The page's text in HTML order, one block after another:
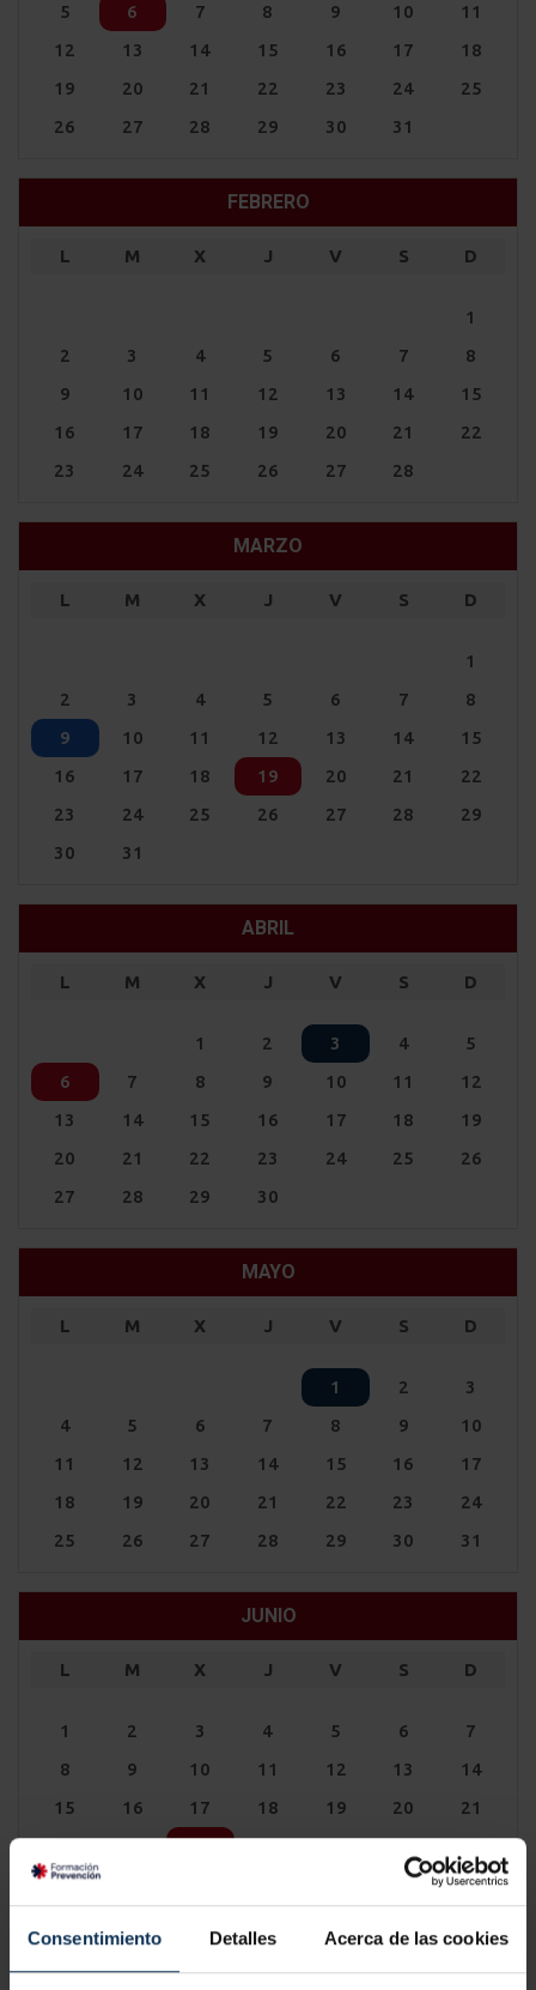
Consentimiento Detalles Acerca de las cookies
5
6 7 8 9 10
11
12
13 14 15 16 17
18
19
20 21 22 23 24
25
26
27 28 29 30 31
FEBRERO
L M X J V S D
1
2
3 4 5 6 7
8
9
10 11 12 13 14
15
16
17 18 19 20 21
22
23
24 25 26 27 28
MARZO
L M X J V S D
1
2
3 4 5 6 7
8
9
10 11 12 13 14
15
16
17 18 19 20 21
22
23
24 25 26 27 28
29
30
31
ABRIL
L M X J V S D
1 2 3 4
5
6
7 8 9 10 11
12
13
14 15 16 17 18
19
20
21 22 23 24 25
26
27
28 29 30
MAYO
L M X J V S D
1 2
3
4
5 6 7 8 9
10
11
12 13 14 15 16
17
18
19 20 21 22 23
24
25
26 27 28 29 30 31
JUNIO
L M X J V S D
1 2 3 4 5 6
7
8
9 10 11 12 13
14
15
16 17 18 19 20
21
22
23 24 25 26 27
28
29